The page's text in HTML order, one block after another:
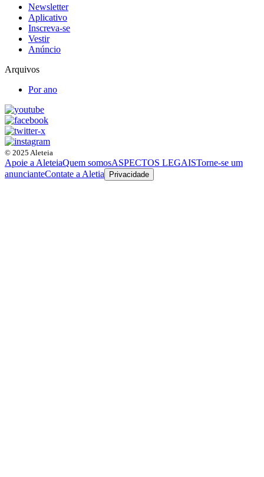
Newsletter
Aplicativo
Inscreva-se
Vestir
Anúncio
Arquivos
Por ano
© 2025 Aleteia
Apoie a AleteiaQuem somosASPECTOS LEGAISTorne-se um
anuncianteContate a Aletia Privacidade